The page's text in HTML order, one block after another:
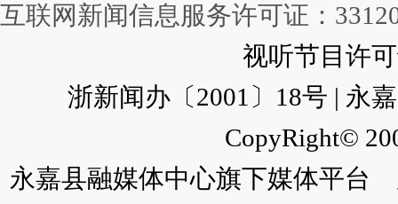
互联网新闻信息服务许可证：
视听节目许
浙新闻办〔2001〕18号 | 永
CopyRight©
永嘉县融媒体中心旗下媒体平